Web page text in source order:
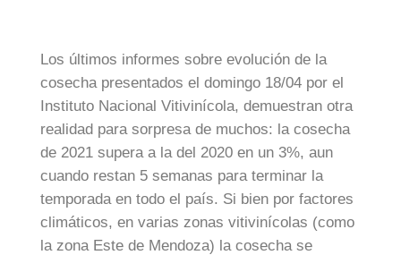
Los últimos informes sobre evolución de la
cosecha presentados el domingo 18/04 por el
Instituto Nacional Vitivinícola, demuestran otra
realidad para sorpresa de muchos: la cosecha
de 2021 supera a la del 2020 en un 3%, aun
cuando restan 5 semanas para terminar la
temporada en todo el país. Si bien por factores
climáticos, en varias zonas vitivinícolas (como
la zona Este de Mendoza) la cosecha se